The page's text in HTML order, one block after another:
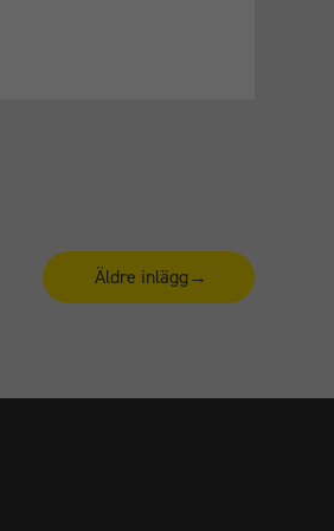
Äldre inlägg→